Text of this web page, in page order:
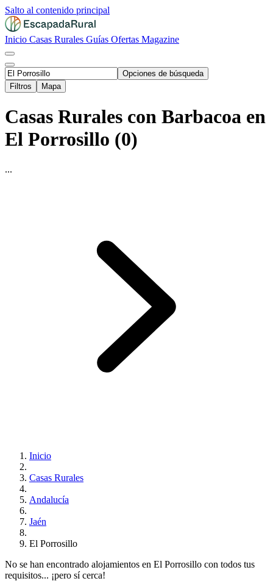
Salto al contenido principal
Inicio Casas Rurales Guías Ofertas Magazine
Opciones de búsqueda
Filtros
Mapa
Casas Rurales con Barbacoa en
El Porrosillo (0)
...
Inicio
Casas Rurales
Andalucía
Jaén
El Porrosillo
No se han encontrado alojamientos en El Porrosillo con todos tus
requisitos... ¡pero sí cerca!